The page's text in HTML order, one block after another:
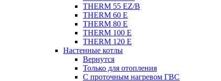
THERM 55 EZ/B
THERM 60 E
THERM 80 E
THERM 100 E
THERM 120 E
Настенные котлы
Вернутся
Только для отопления
С проточным нагревом ГВС